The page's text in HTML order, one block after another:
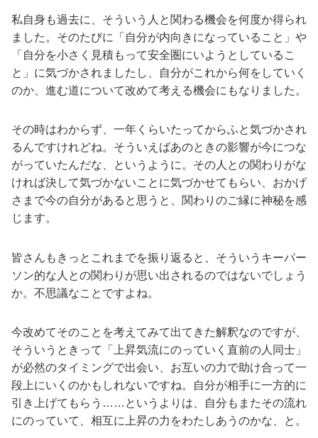
私自身も過去に、そういう人と関わる機会を何度か得られ
ました。そのたびに「自分が内向きになっていること」や
「自分を小さく見積もって安全圏にいようとしているこ
と」に気づかされましたし、自分がこれから何をしていく
のか、進む道について改めて考える機会にもなりました。
その時はわからず、一年くらいたってからふと気づかされ
るんですけれどね。そういえばあのときの影響が今につな
がっていたんだな、というように。その人との関わりがな
ければ決して気づかないことに気づかせてもらい、おかげ
さまで今の自分があると思うと、関わりのご縁に神秘を感
じます。
皆さんもきっとこれまでを振り返ると、そういうキーパー
ソン的な人との関わりが思い出されるのではないでしょう
か。不思議なことですよね。
今改めてそのことを考えてみて出てきた解釈なのですが、
そういうときって「上昇気流にのっていく直前の人同士」
が必然のタイミングで出会い、お互いの力で助け合って一
段上にいくのかもしれないですね。自分が相手に一方的に
引き上げてもらう……というよりは、自分もまたその流れ
にのっていて、相互に上昇の力をわたしあうのかな、と。